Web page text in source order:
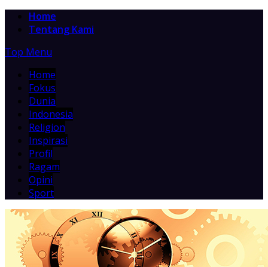
Home
Tentang Kami
Top Menu
Home
Fokus
Dunia
Indonesia
Religion
Inspirasi
Profil
Ragam
Opini
Sport